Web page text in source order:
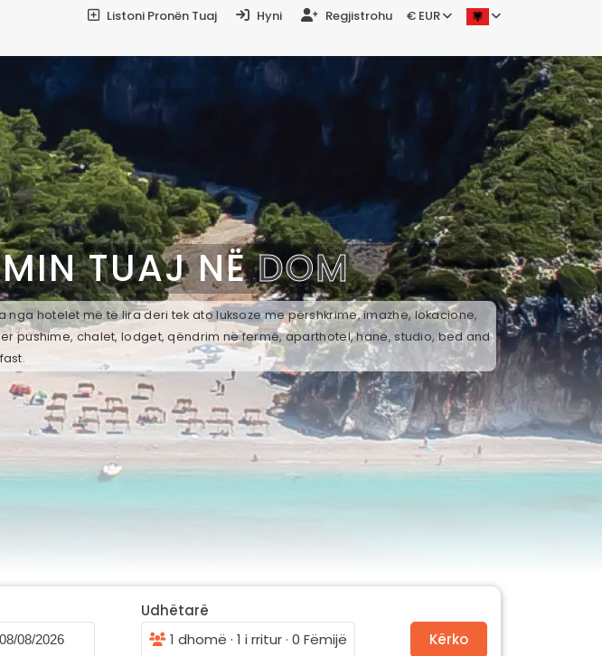
Listoni Pronën Tuaj Hyni Regjistrohu € EUR
TUAJ NËDOM
hotelet më të lira deri tek ato luksoze me përshkrime, imazhe, lokacione,
pushime, chalet, lodget, qëndrim në fermë, aparthotel, hanë, studio, bed and
Udhëtarë
1 dhomë · 1 i rritur · 0 Fëmijë
Kërko